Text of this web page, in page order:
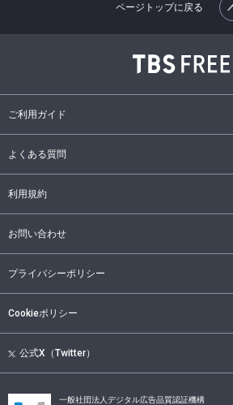
ご利用ガイド
よくある質問
利用規約
お問い合わせ
プライバシーポリシー
Cookieポリシー
公式X（Twitter）
ページトップに戻る
一般社団法人デジタル広告品質認証機構